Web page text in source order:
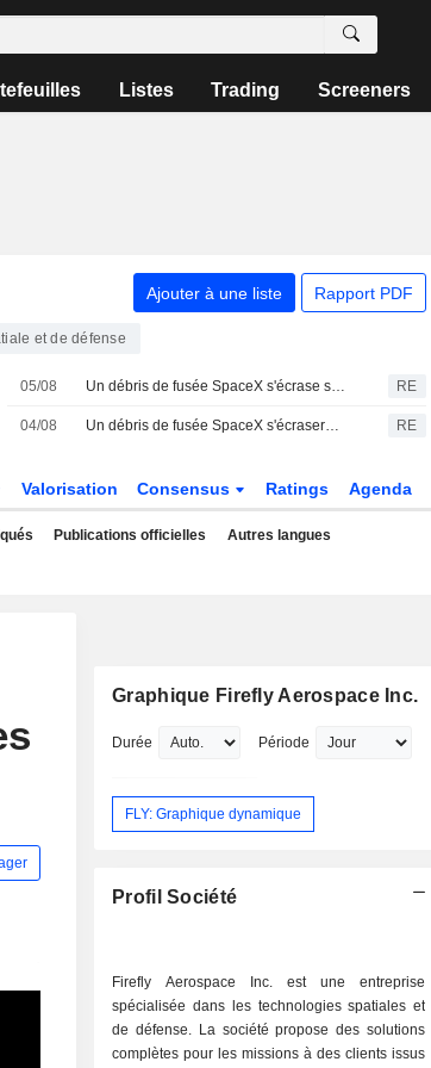
Listes Trading Screeners
Ajouter à une liste Rapport PDF
et de défense
05/08 Un débris de fusée SpaceX s'écrase sur la Lune et soulève un nuage de poussière RE
04/08 Un débris de fusée SpaceX s'écrasera sur la Lune mercredi RE
Valorisation Consensus Ratings Agenda
Publications officielles Autres langues
Graphique Firefly Aerospace Inc.
Durée Période
FLY: Graphique dynamique
Profil Société
Firefly Aerospace Inc. est une entreprise
spécialisée dans les technologies spatiales et
de défense. La société propose des solutions
complètes pour les missions à des clients issus